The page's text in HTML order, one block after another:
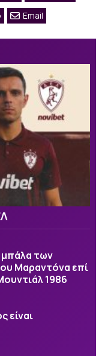
Email
μπάλα των
Μαραντόνα επί
1986
είναι